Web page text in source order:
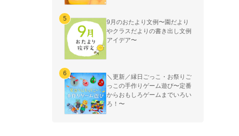
9月のおたより文例〜園だより
やクラスだよりの書き出し文例
アイデア〜
＼更新／縁日ごっこ・お祭りご
っこの手作りゲーム遊び〜定番
からおもしろゲームまでいろい
ろ！〜